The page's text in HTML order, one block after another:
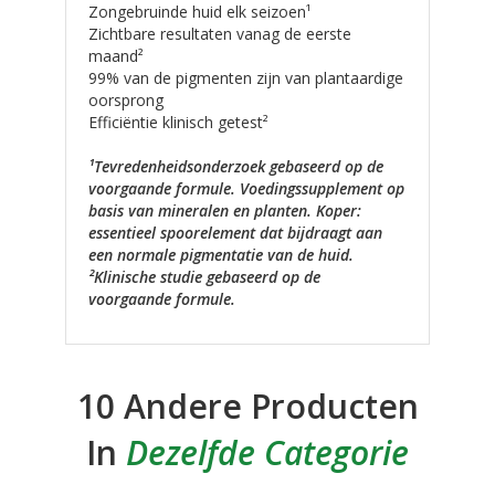
Zongebruinde huid elk seizoen¹
Zichtbare resultaten vanag de eerste
maand²
99% van de pigmenten zijn van plantaardige
oorsprong
Efficiëntie klinisch getest²
¹Tevredenheidsonderzoek gebaseerd op de
voorgaande formule. Voedingssupplement op
basis van mineralen en planten. Koper:
essentieel spoorelement dat bijdraagt aan
een normale pigmentatie van de huid.
²Klinische studie gebaseerd op de
voorgaande formule.
10 Andere Producten
In Dezelfde Categorie